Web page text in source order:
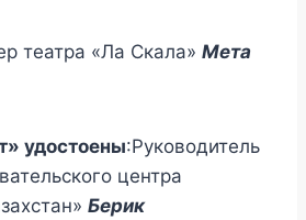
театра «Ла Скала» Мета
удостоены:Руководитель
центра
Берик